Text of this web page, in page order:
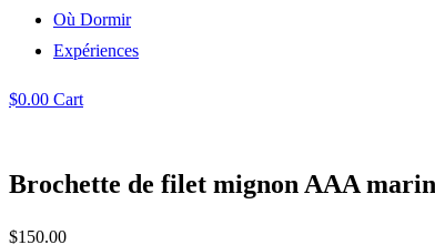
Où Dormir
Expériences
$0.00 Cart
Brochette de filet mignon AAA
$150.00